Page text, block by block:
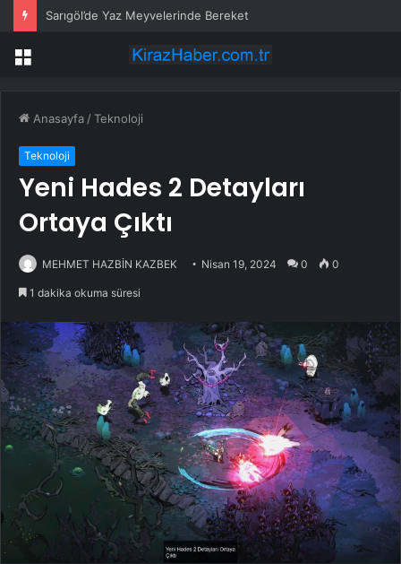
Sarıgöl’de Yaz Meyvelerinde Bereket
Menü
Anasayfa /Teknoloji
Teknoloji
Yeni Hades 2 Detayları
Ortaya Çıktı
MEHMET HAZBİN KAZBEK Nisan 19, 2024 0 0
1 dakika okuma süresi